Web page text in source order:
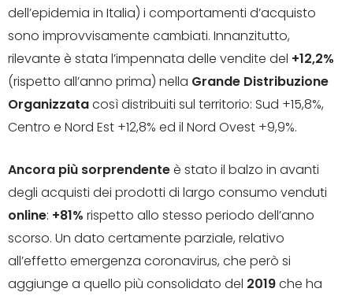
dell’epidemia in Italia) i comportamenti d’acquisto
sono improvvisamente cambiati. Innanzitutto,
rilevante è stata l’impennata delle vendite del +12,2%
(rispetto all’anno prima) nella Grande Distribuzione
Organizzatacosì distribuiti sul territorio: Sud +15,8%,
Centro e Nord Est +12,8% ed il Nord Ovest +9,9%.
Ancora più sorprendenteè stato il balzo in avanti
degli acquisti dei prodotti di largo consumo venduti
online: +81% rispetto allo stesso periodo dell’anno
scorso. Un dato certamente parziale, relativo
all’effetto emergenza coronavirus, che però si
aggiunge a quello più consolidato del 2019che ha